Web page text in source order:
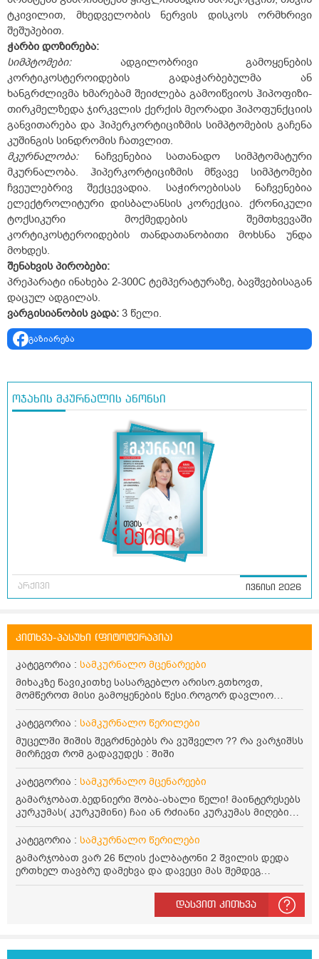
ტკივილით, მხედველობის ნერვის დისკოს ორმხრივი
შეშუპებით.
ჭარბი დოზირება:
სიმპტომები: ადგილობრივი გამოყენების
კორტიკოსტეროიდების გადაჭარბებულმა ან
ხანგრძლივმა ხმარებამ შეიძლება გამოიწვიოს ჰიპოფიზი-
თირკმელზედა ჯირკვლის ქერქის მეორადი ჰიპოფუნქციის
განვითარება და ჰიპერკორტიციზმის სიმპტომების გაჩენა
კუშინგის სინდრომის ჩათვლით.
მკურნალობა: ნაჩვენებია სათანადო სიმპტომატური
მკურნალობა. ჰიპერკორტიციზმის მწვავე სიმპტომები
ჩვეულებრივ შექცევადია. საჭიროებისას ნაჩვენებია
ელექტროლიტური დისბალანსის კორექცია. ქრონიკული
ტოქსიკური მოქმედების შემთხვევაში
კორტიკოსტეროიდების თანდათანობითი მოხსნა უნდა
მოხდეს.
შენახვისპირობები:
პრეპარატი ინახება 2-300C ტემპერატურაზე, ბავშვებისაგან
დაცულ ადგილას.
ვარგისიანობისვადა: 3 წელი.
გაზიარება
ოჯახის მკურნალის ანონსი
არქივი ივნისი 2026
კითხვა-პასუხი (ფიტოტერაპია)
კატეგორია : სამკურნალო მცენარეები
მიხაკზე წავიკითხე სასარგებლო არისო.გთხოვთ,
მომწეროთ მისი გამოყენების წესი.როგორ დავლიო
მიხაკის ჩაი. ასევე მაინტერესებს ლეიკოციტები მაქვს
ოდნავ დაბალი და წავიკითხე ლეიკოციტების დონეს
მაღლა წევსო და ასეა?
კატეგორია : სამკურნალო წერილები
მუცელში შიშის შეგრძნებებს რა ვუშველო ?? რა ვარჯიშსს
მირჩევთ რომ გადავუდეს : შიში
კატეგორია : სამკურნალო მცენარეები
გამარჯობათ.ბედნიერი შობა-ახალი წელი! მაინტერესებს
კურკუმას( კურკუმინი) ჩაი ან რძიანი კურკუმას მიღების
წესი. მაინტერესებდა და წავიკითხე ასეთი ინფორმაცია:
კურკუმას გააჩნია ანთების საწინააღმდეგო,
დამამშვიდებელი და ანტიოქსიდანტური თვისებები.ის
უნდა მივიღოთო ცხიმთან და შავ პილპილთან ერთად
ეფექტურობის მიზნით. 1) პირველი ვარიანტი არის ჩაი:
როგორ მივიღო კურკუმას ჩაი? უზმოზე,ჭამამდე თუ ჭამის
შემდეგ? თბილი წყალი უნდა დავასხათ თუ მდუღარე?
წავიკითხე რომ კურკუმას თუ დავასხამთ მდუღარე
შეიცავო დიდი ოდენობით ოქსალატებს და თირკმელში
კატეგორია : სამკურნალო წერილები
გამარჯობათ ვარ 26 წლის ქალბატონი 2 შვილის დედა
ერთხელ თავბრუ დამეხვა და დავეცი მას შემდეგ
დამეწყო შიშები ვეღარ გავდიოდი გარეთ რადგან ისევ
ასე ცუდად არ გავხდარიყავი ყურის ანთება მქონდა
მაშინ როგორც გაირკვა მას შემსეგ გავიდა 1 წელზე
სმაგაზეხ კი ცუდად ვხდებოდი ეხლა როგორმე გავდივარ
დასვით კითხვა